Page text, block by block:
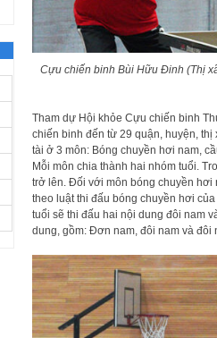
Cựu chiến binh Bùi Hữu Đinh (Thị
Tham dự Hội khỏe Cựu chiến binh
chiến binh đến từ 29 quận, huyện,
tài ở 3 môn: Bóng chuyền hơi nam,
Mỗi môn chia thành hai nhóm tuổi.
trở lên. Đối với môn bóng chuyền hơi
theo luật thi đấu bóng chuyền hơi
tuổi sẽ thi đấu hai nội dung đôi nam
dung, gồm: Đơn nam, đôi nam và đôi